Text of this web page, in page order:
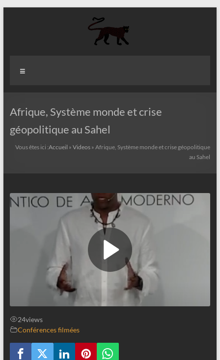
Fall
Internationaliste
Afrique, Système monde et crise
géopolitique au Sahel
Vous êtes ici :Accueil »Videos »Afrique, Système monde et crise géopolitique
au Sahel
24views
Conférences filmées